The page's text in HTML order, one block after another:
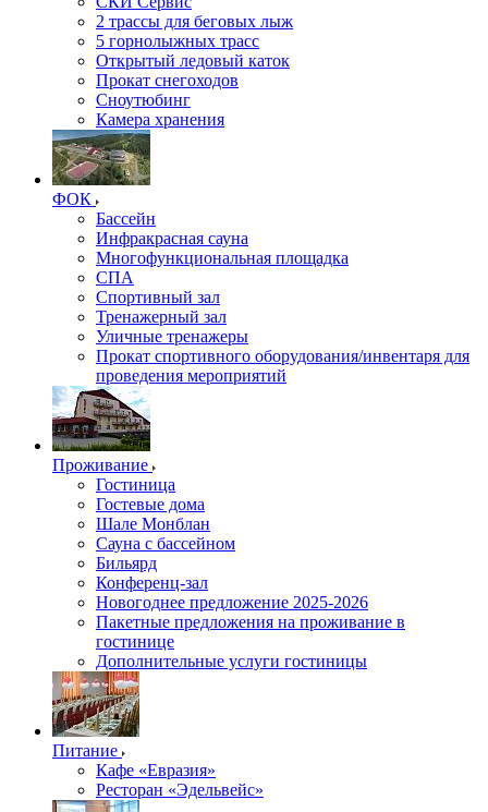
2 трассы для беговых лыж
5 горнолыжных трасс
Открытый ледовый каток
Прокат снегоходов
Сноутюбинг
Камера хранения
ФОК
Бассейн
Инфракрасная сауна
Многофункциональная площадка
СПА
Спортивный зал
Тренажерный зал
Уличные тренажеры
Прокат спортивного оборудования/инвентаря для
проведения мероприятий
Проживание
Гостиница
Гостевые дома
Шале Монблан
Сауна с бассейном
Бильярд
Конференц-зал
Новогоднее предложение 2025-2026
Пакетные предложения на проживание в
гостинице
Дополнительные услуги гостиницы
Питание
Кафе «Евразия»
Ресторан «Эдельвейс»